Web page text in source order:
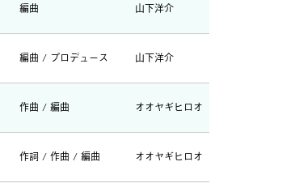
編曲 山下洋介
編曲 / プロデュース 山下洋介
作曲 / 編曲 オオヤギヒロオ
作詞 / 作曲 / 編曲 オオヤギヒロオ